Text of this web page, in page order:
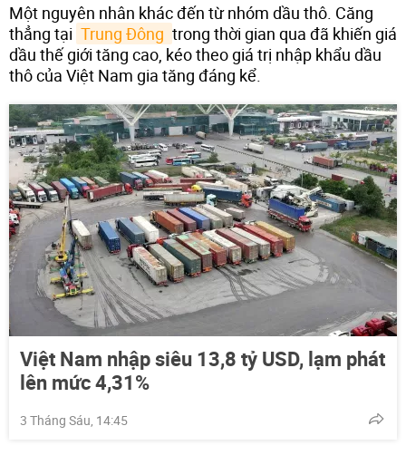
Một nguyên nhân khác đến từ nhóm dầu thô. Căng
thẳng tại Trung Đông trong thời gian qua đã khiến giá
dầu thế giới tăng cao, kéo theo giá trị nhập khẩu dầu
thô của Việt Nam gia tăng đáng kể.
Việt Nam nhập siêu 13,8 tỷ USD, lạm phát
lên mức 4,31%
3 Tháng Sáu, 14:45